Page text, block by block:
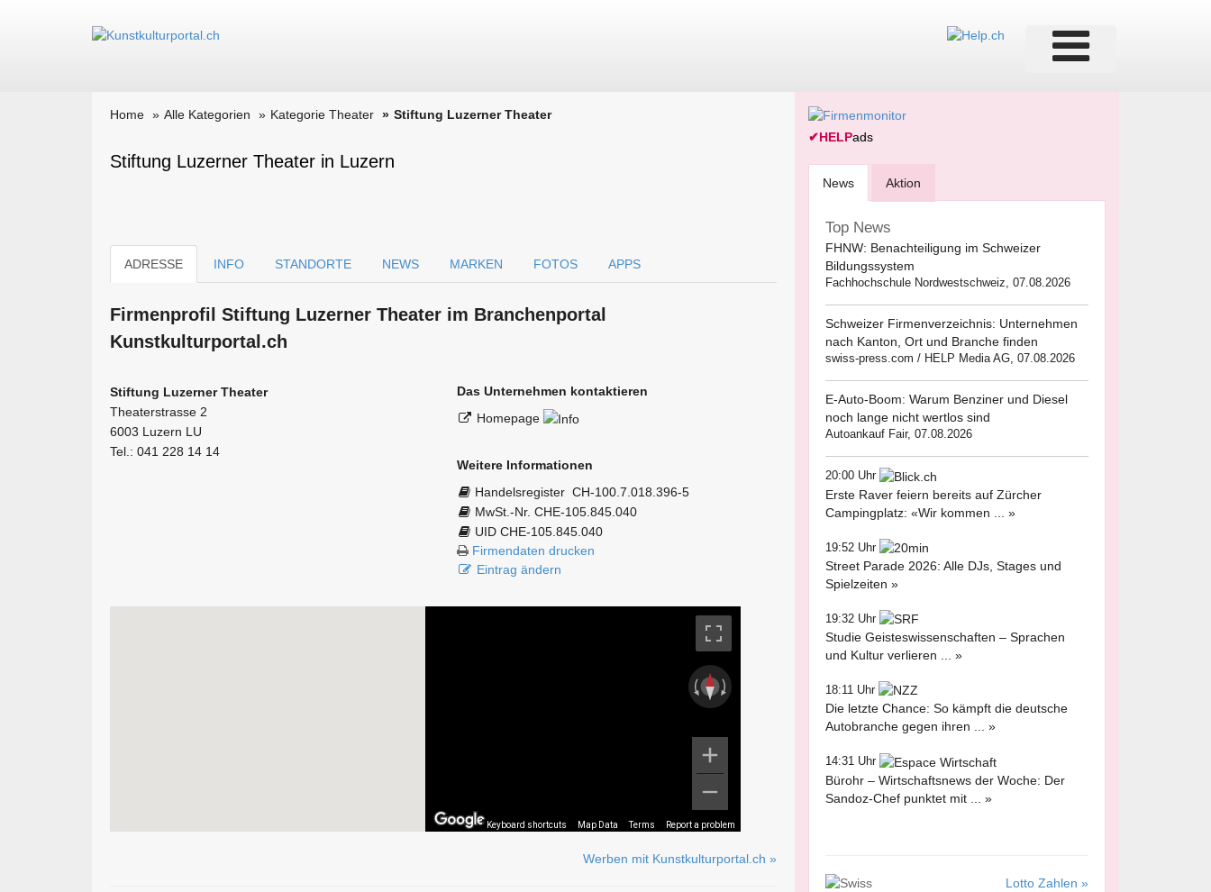
Home Alle Kategorien Kategorie Theater Stiftung Luzerner Theater
Stiftung Luzerner Theater in Luzern
ADRESSE INFO STANDORTE NEWS MARKEN FOTOS APPS
Firmen­profil Stiftung Luzerner Theater im Branchen­portal
Kunstkulturportal.ch
Stiftung Luzerner Theater
Theaterstrasse 2
6003 Luzern LU
Tel.: 041 228 14 14
Das Unternehmen kontaktieren
Homepage
Weitere Informationen
Handelsregister CH-100.7.018.396-5
MwSt.-Nr. CHE-105.845.040
UID CHE-105.845.040
Firmendaten drucken
Eintrag ändern
Keyboard shortcuts Map Data Terms Report a problem
Werben mit Kunstkulturportal.ch »
✔HELPads
News Aktion
Top News
FHNW: Benachteiligung im Schweizer
Bildungssystem
Fachhochschule Nordwestschweiz, 07.08.2026
Schweizer Firmenverzeichnis: Unternehmen
nach Kanton, Ort und Branche finden
swiss-press.com / HELP Media AG, 07.08.2026
E-Auto-Boom: Warum Benziner und Diesel
noch lange nicht wertlos sind
Autoankauf Fair, 07.08.2026
20:00 Uhr
Erste Raver feiern bereits auf Zürcher
Campingplatz: «Wir kommen ... »
19:52 Uhr
Street Parade 2026: Alle DJs, Stages und
Spielzeiten »
19:32 Uhr
Studie Geisteswissenschaften – Sprachen
und Kultur verlieren ... »
18:11 Uhr
Die letzte Chance: So kämpft die deutsche
Autobranche gegen ihren ... »
14:31 Uhr
Bürohr – Wirtschaftsnews der Woche: Der
Sandoz-Chef punktet mit ... »
Lotto Zahlen »